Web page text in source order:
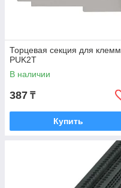
Торцевая секция для клемм
PUK2T
В наличии
387 ₸
Купить